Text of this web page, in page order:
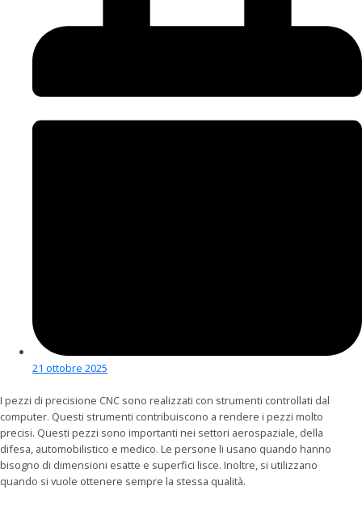
21 ottobre 2025
I pezzi di precisione CNC sono realizzati con strumenti controllati dal
computer. Questi strumenti contribuiscono a rendere i pezzi molto
precisi. Questi pezzi sono importanti nei settori aerospaziale, della
difesa, automobilistico e medico. Le persone li usano quando hanno
bisogno di dimensioni esatte e superfici lisce. Inoltre, si utilizzano
quando si vuole ottenere sempre la stessa qualità.